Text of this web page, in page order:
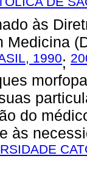
às
Medicina
1990;
do
às